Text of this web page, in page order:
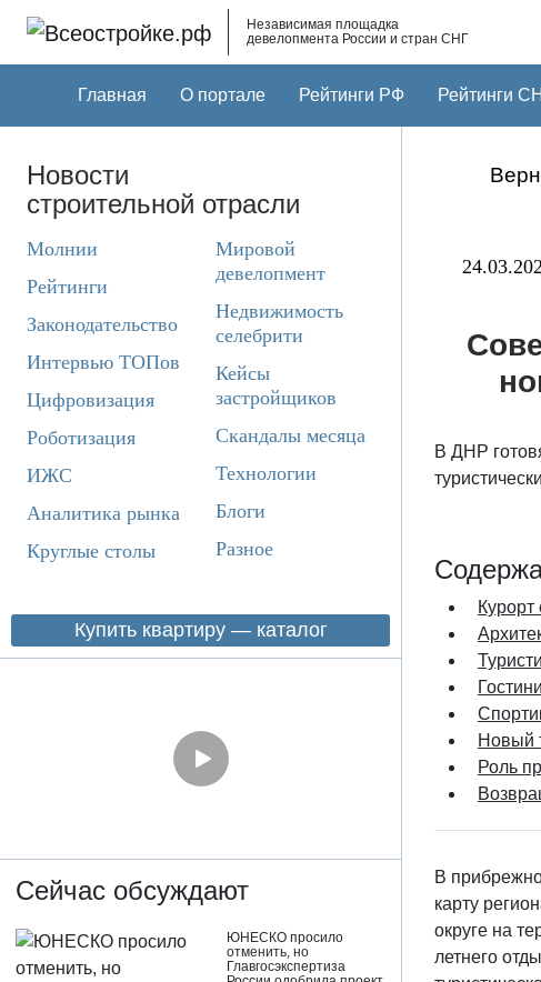
Независимая площадка
девелопмента России и стран СНГ
Главная О портале Рейтинги РФ Рейтинги
Новости
строительной отрасли
Молнии
Рейтинги
Законодательство
Интервью ТОПов
Цифровизация
Роботизация
ИЖС
Аналитика рынка
Круглые столы
Мировой
девелопмент
Недвижимость
селебрити
Кейсы
застройщиков
Скандалы месяца
Технологии
Блоги
Разное
Купить квартиру — каталог
Сейчас обсуждают
ЮНЕСКО просило
отменить, но
Главгосэкспертиза
В ДНР
Курорт
Новый
Роль
В
карту
округе на
летнего